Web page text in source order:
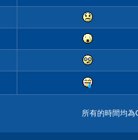
所有的時間均為